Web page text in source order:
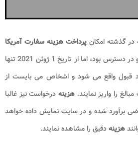
در گذشته امکان پرداخت هزینه سفارت آمریکا
اما از تاریخ 1 ژوئن 2021 تنها
قبول واقع می شود و اشخاص می بایست از
را واریز نمایند. هزینه درخواست نیز غالبا
برآورد شده و در سایت نمایش داده خواهد
هزینهدقیق را مشاهده نمایند.